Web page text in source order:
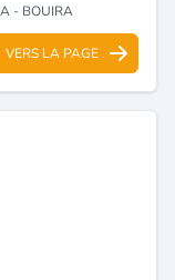
- BOUIRA
VERS LA PAGE